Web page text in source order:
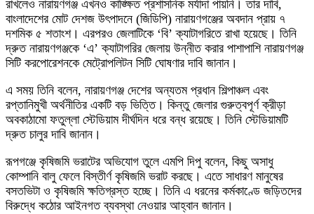
রাখলেও নারায়ণগঞ্জ এখনও কাঙ্ক্ষিত প্রশাসনিক মর্যাদা পায়নি। তার দাবি,
বাংলাদেশের মোট দেশজ উৎপাদনে (জিডিপি) নারায়ণগঞ্জের অবদান প্রায় ৭
দশমিক ৫ শতাংশ। এরপরও জেলাটিকে ‘বি’ ক্যাটাগরিতে রাখা হয়েছে। তিনি
দ্রুত নারায়ণগঞ্জকে ‘এ’ ক্যাটাগরির জেলায় উন্নীত করার পাশাপাশি নারায়ণগঞ্জ
সিটি করপোরেশনকে মেট্রোপলিটন সিটি ঘোষণার দাবি জানান।
এ সময় তিনি বলেন, নারায়ণগঞ্জ দেশের অন্যতম প্রধান শিল্পাঞ্চল এবং
রপ্তানিমুখী অর্থনীতির একটি বড় ভিত্তি। কিন্তু জেলার গুরুত্বপূর্ণ ক্রীড়া
অবকাঠামো ফতুল্লা স্টেডিয়াম দীর্ঘদিন ধরে বন্ধ রয়েছে। তিনি স্টেডিয়ামটি
দ্রুত চালুর দাবি জানান।
রূপগঞ্জে কৃষিজমি ভরাটের অভিযোগ তুলে এমপি দিপু বলেন, কিছু অসাধু
কোম্পানি বালু ফেলে বিস্তীর্ণ কৃষিজমি ভরাট করছে। এতে সাধারণ মানুষের
বসতভিটা ও কৃষিজমি ক্ষতিগ্রস্ত হচ্ছে। তিনি এ ধরনের কর্মকাণ্ডে জড়িতদের
বিরুদ্ধে কঠোর আইনগত ব্যবস্থা নেওয়ার আহ্বান জানান।